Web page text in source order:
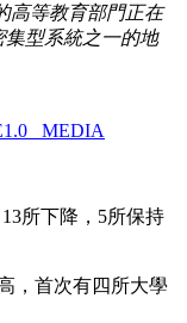
高等教育部門正在
集型系統之一的地
MEDIA
13所下降， 5所保持
，首次有四所大學